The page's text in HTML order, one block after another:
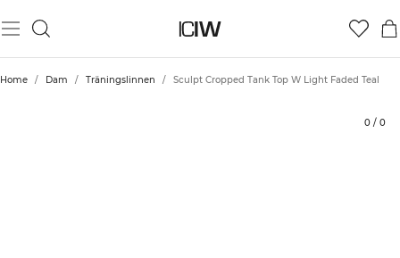
Home / Dam / Träningslinnen / Sculpt Cropped Tank Top W Light Faded Teal
0 / 0